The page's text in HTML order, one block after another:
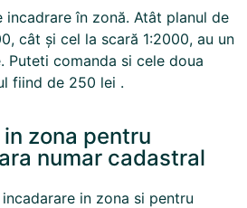
incadrare în zonă. Atât planul de
cât și cel la scară 1:2000, au un
Puteti comanda si cele doua
fiind de 250 lei .
zona pentru
numar cadastral
in zona si pentru